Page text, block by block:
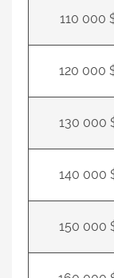
110 000
120 000
130 000
140 000
150 000